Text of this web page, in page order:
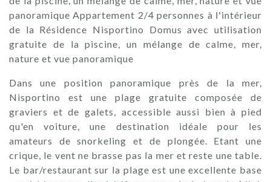
panoramique Appartement 2/4 personnes à l'intérieur
de la Résidence Nisportino Domus avec utilisation
gratuite de la piscine, un mélange de calme, mer,
nature et vue panoramique
Dans une position panoramique près de la mer,
Nisportino est une plage gratuite composée de
graviers et de galets, accessible aussi bien à pied
qu'en voiture, une destination idéale pour les
amateurs de snorkeling et de plongée. Etant une
crique, le vent ne brasse pas la mer et reste une table.
Le bar/restaurant sur la plage est une excellente base